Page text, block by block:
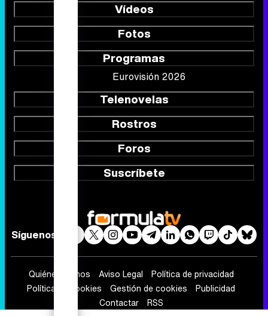
Vídeos
Fotos
Programas
Eurovisión 2026
Telenovelas
Rostros
Foros
Suscríbete
Síguenos
Quiénes somos Aviso Legal
Política de privacidad
Política de cookies
Gestión de cookies
Publicidad
Contactar
RSS